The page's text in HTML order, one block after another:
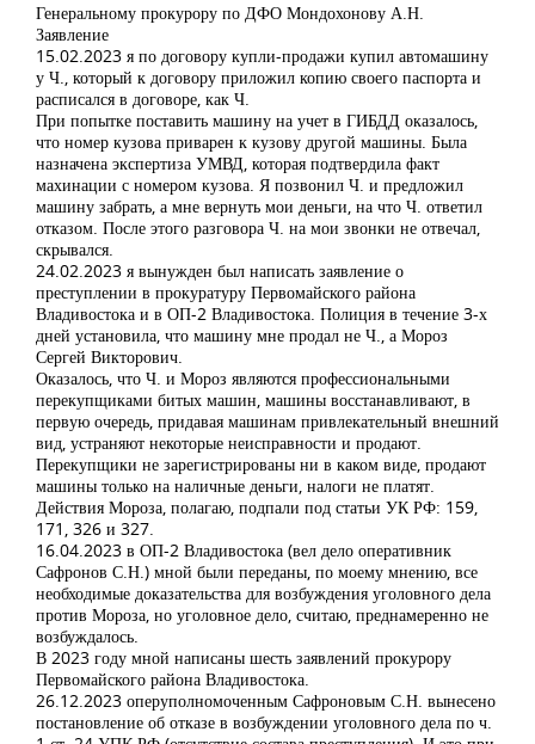
Генеральному прокурору по ДФО Мондохонову А.Н.
Заявление
15.02.2023 я по договору купли-продажи купил автомашину
у Ч., который к договору приложил копию своего паспорта и
расписался в договоре, как Ч.
При попытке поставить машину на учет в ГИБДД оказалось,
что номер кузова приварен к кузову другой машины. Была
назначена экспертиза УМВД, которая подтвердила факт
махинации с номером кузова. Я позвонил Ч. и предложил
машину забрать, а мне вернуть мои деньги, на что Ч. ответил
отказом. После этого разговора Ч. на мои звонки не отвечал,
скрывался.
24.02.2023 я вынужден был написать заявление о
преступлении в прокуратуру Первомайского района
Владивостока и в ОП-2 Владивостока. Полиция в течение 3-х
дней установила, что машину мне продал не Ч., а Мороз
Сергей Викторович.
Оказалось, что Ч. и Мороз являются профессиональными
перекупщиками битых машин, машины восстанавливают, в
первую очередь, придавая машинам привлекательный внешний
вид, устраняют некоторые неисправности и продают.
Перекупщики не зарегистрированы ни в каком виде, продают
машины только на наличные деньги, налоги не платят.
Действия Мороза, полагаю, подпали под статьи УК РФ: 159,
171, 326 и 327.
16.04.2023 в ОП-2 Владивостока (вел дело оперативник
Сафронов С.Н.) мной были переданы, по моему мнению, все
необходимые доказательства для возбуждения уголовного дела
против Мороза, но уголовное дело, считаю, преднамеренно не
возбуждалось.
В 2023 году мной написаны шесть заявлений прокурору
Первомайского района Владивостока.
26.12.2023 оперуполномоченным Сафроновым С.Н. вынесено
постановление об отказе в возбуждении уголовного дела по ч.